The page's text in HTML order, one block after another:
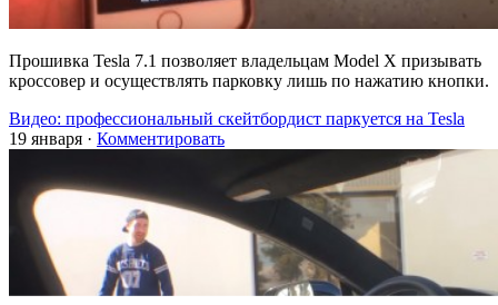
Прошивка Tesla 7.1 позволяет владельцам Model X призывать
кроссовер и осуществлять парковку лишь по нажатию кнопки.
Видео: профессиональный скейтбордист паркуется на Tesla
19 января · Комментировать